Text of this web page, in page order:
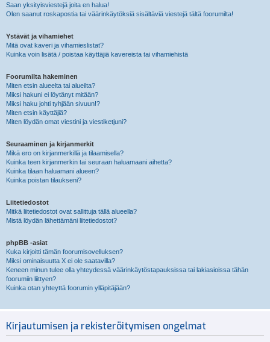
Saan yksityisviestejä joita en halua!
Olen saanut roskapostia tai väärinkäytöksiä sisältäviä viestejä tältä foorumilta!
Ystävät ja vihamiehet
Mitä ovat kaveri ja vihamieslistat?
Kuinka voin lisätä / poistaa käyttäjiä kavereista tai vihamiehistä
Foorumilta hakeminen
Miten etsin alueelta tai alueilta?
Miksi hakuni ei löytänyt mitään?
Miksi haku johti tyhjään sivuun!?
Miten etsin käyttäjiä?
Miten löydän omat viestini ja viestiketjuni?
Seuraaminen ja kirjanmerkit
Mikä ero on kirjanmerkillä ja tilaamisella?
Kuinka teen kirjanmerkin tai seuraan haluamaani aihetta?
Kuinka tilaan haluamani alueen?
Kuinka poistan tilaukseni?
Liitetiedostot
Mitkä liitetiedostot ovat sallittuja tällä alueella?
Mistä löydän lähettämäni liitetiedostot?
phpBB -asiat
Kuka kirjoitti tämän foorumisovelluksen?
Miksi ominaisuutta X ei ole saatavilla?
Keneen minun tulee olla yhteydessä väärinkäytöstapauksissa tai lakiasioissa tähän
foorumiin liittyen?
Kuinka otan yhteyttä foorumin ylläpitäjään?
Kirjautumisen ja rekisteröitymisen ongelmat